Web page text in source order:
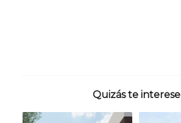
Quizás te interese